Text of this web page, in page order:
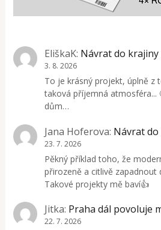
EliškaK: Návrat do
3. 8. 2026
To je krásný projekt, úplně z
taková příjemná atmosféra...
dům…
Jana Hoferova: Návrat
23. 7. 2026
Pěkný příklad toho, že
přirozeně a citlivě zapadnout
Takové projekty mě baví👍
Jitka: Praha dál povoluje
22. 7. 2026